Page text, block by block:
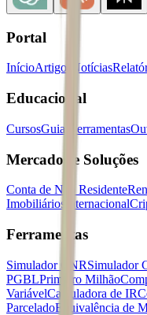
Portal
InícioArtigos Notícias
Educacional
CursosGuias Ferramentas
Mercados e Soluções
Conta de Não Residente
Imobiliários
Internacional
Ferramentas
Simulador CNRSimulador
PGBLPrimeiro Milhão
VariávelCalculadora de IR
ParceladoEquivalência de